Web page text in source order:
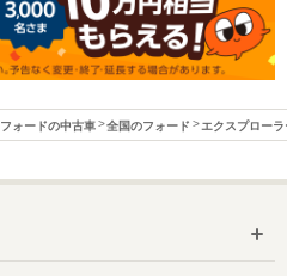
フォードの中古車 全国のフォード エクスプロー